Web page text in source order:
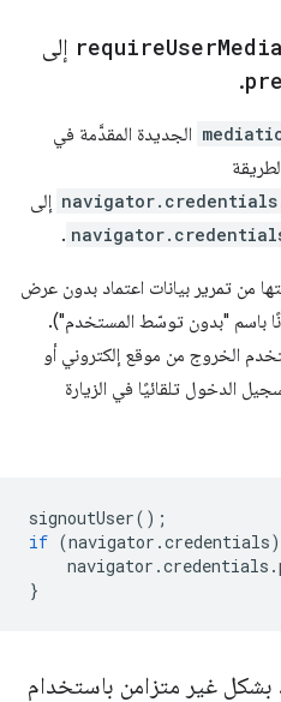
requireUser إلى
.
الجديدة المقدَّمة في
إلى
.
من تمرير بيانات اعتماد بدون عرض
باسم "بدون توسّط المستخدم").
الخروج من موقع إلكتروني أو
الدخول تلقائيًا في الزيارة
signoutUser();
if (navigator .credentials)
navigator .credentials .
}
بشكل غير متزامن باستخدام